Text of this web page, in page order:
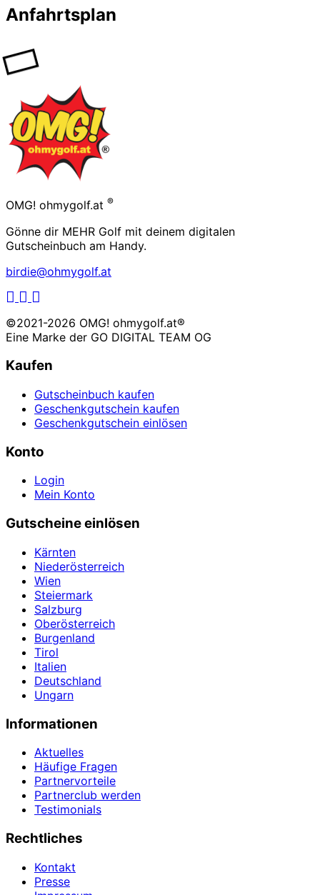
Anfahrtsplan
Footer
OMG! ohmygolf.at ®
Gönne dir MEHR Golf mit deinem digitalen
Gutscheinbuch am Handy.
birdie@ohmygolf.at
LinkedIn
Facebook
Instagram
©2021-2026 OMG! ohmygolf.at®
Eine Marke der GO DIGITAL TEAM OG
Kaufen
Gutscheinbuch kaufen
Geschenkgutschein kaufen
Geschenkgutschein einlösen
Konto
Login
Mein Konto
Gutscheine einlösen
Kärnten
Niederösterreich
Wien
Steiermark
Salzburg
Oberösterreich
Burgenland
Tirol
Italien
Deutschland
Ungarn
Informationen
Aktuelles
Häufige Fragen
Partnervorteile
Partnerclub werden
Testimonials
Rechtliches
Kontakt
Presse